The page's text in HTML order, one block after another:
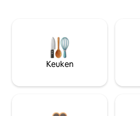
Keuken